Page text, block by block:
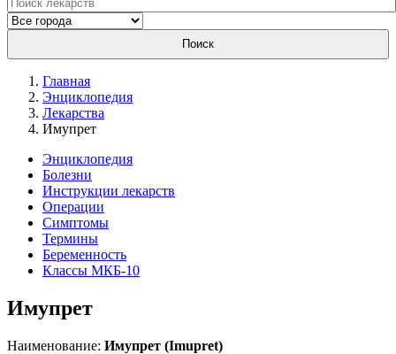
Поиск
Главная
Энциклопедия
Лекарства
Имупрет
Энциклопедия
Болезни
Инструкции лекарств
Операции
Симптомы
Термины
Беременность
Классы МКБ-10
Имупрет
Наименование: Имупрет (Imupret)